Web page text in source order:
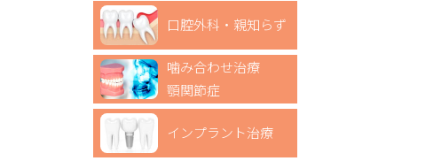
口腔外科・親知らず
噛み合わせ治療
顎関節症
インプラント治療